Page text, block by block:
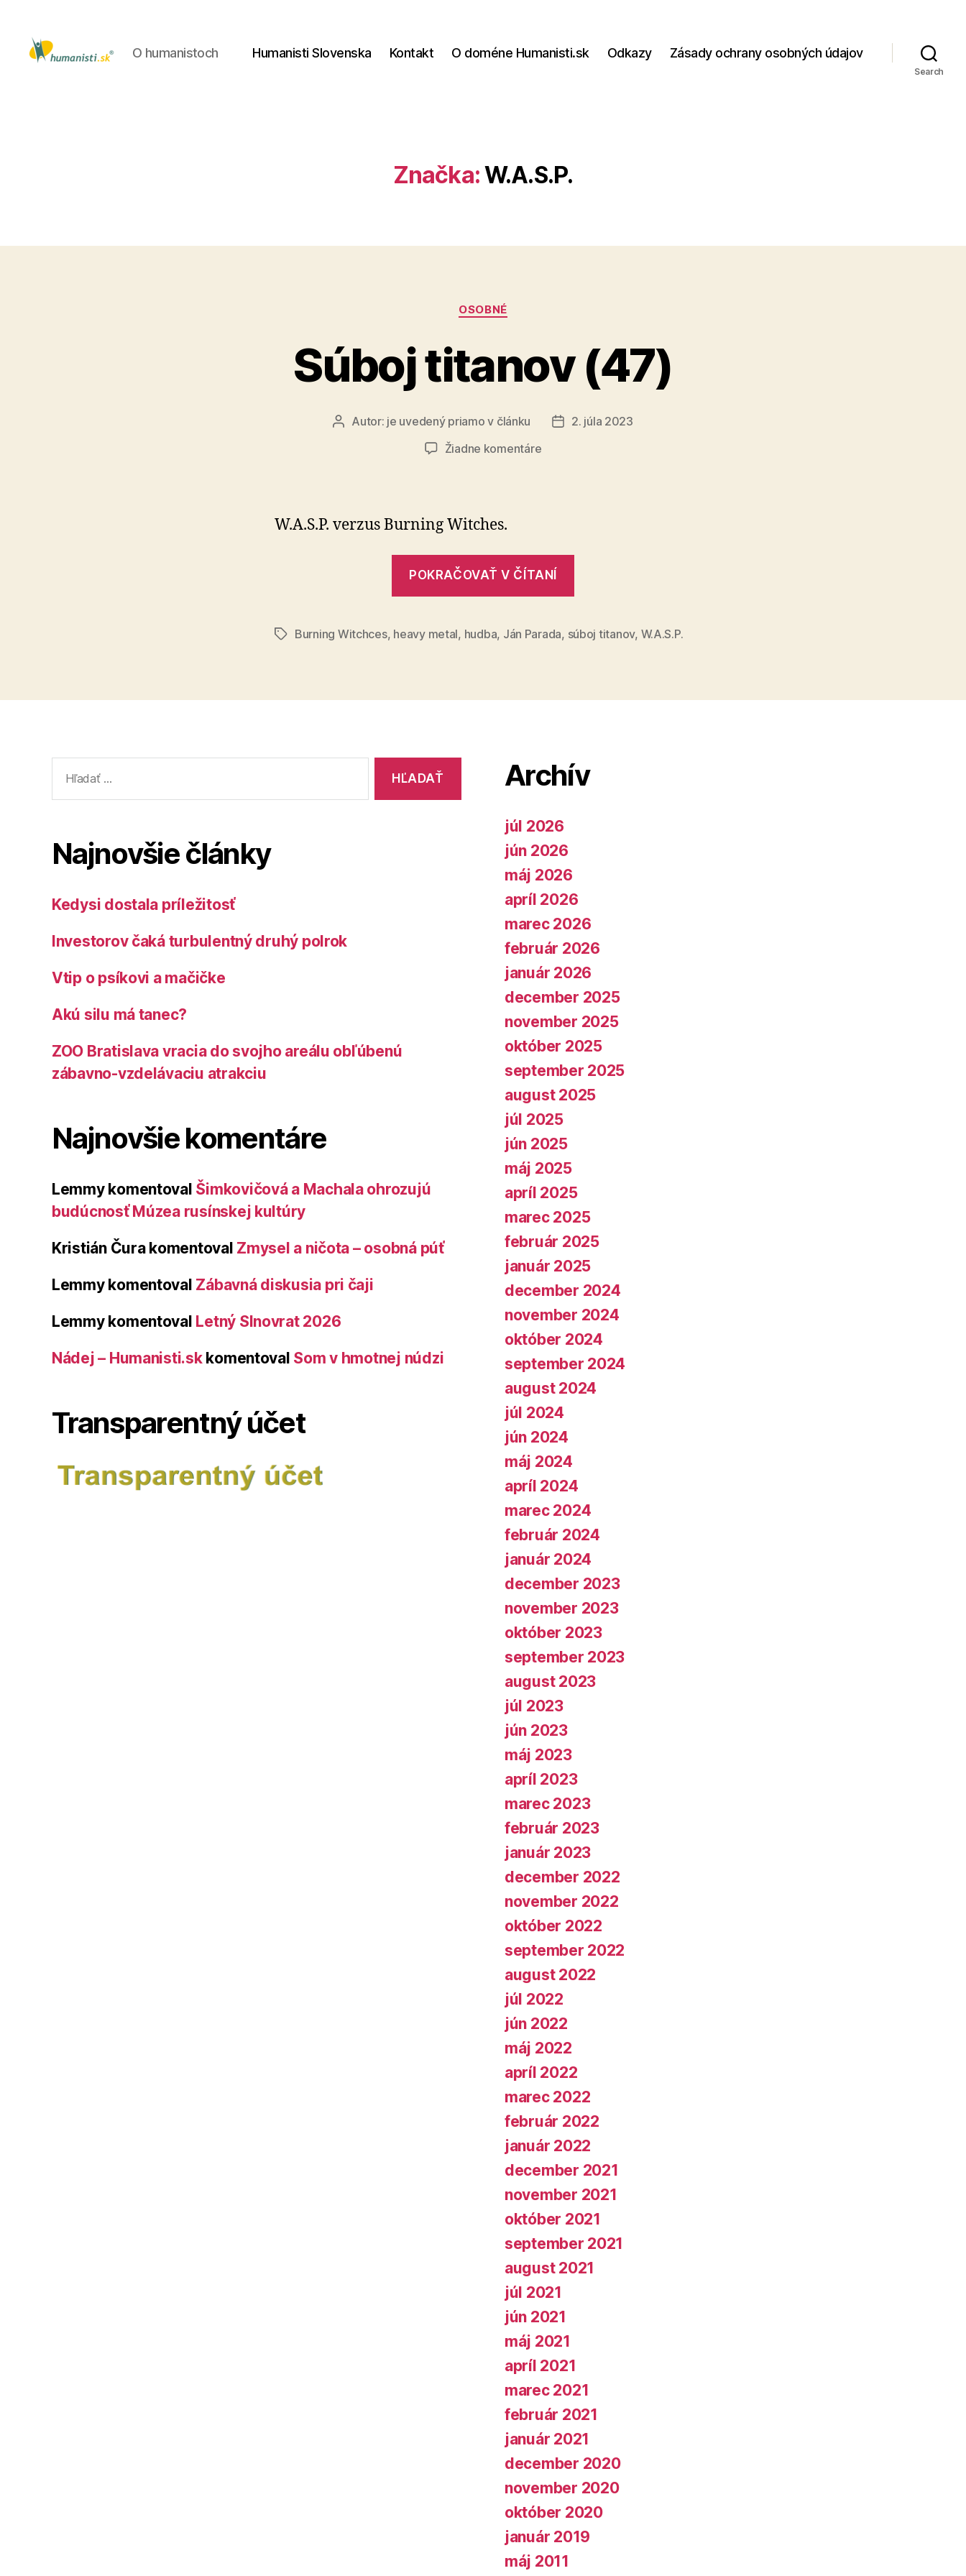
O humanistoch Humanisti Slovenska Kontakt O doméne Humanisti.sk Odkazy Zásady ochrany osobných údajov
Search
Značka:W.A.S.P.
Kategórie
OSOBNÉ
Súboj titanov (47)
AutorAutor: je uvedený priamo v článku
Dátum
2. júla 2023
Žiadne komentárena
W.A.S.P. verzus Burning Witches.
POKRAČOVAŤ V ČÍTANÍ
ZnačkyBurning Witchces, heavy metal, hudba, Ján Parada, súboj titanov, W.A.S.P.
Najnovšie články
Kedysi dostala príležitosť
Investorov čaká turbulentný druhý polrok
Vtip o psíkovi a mačičke
Akú silu má tanec?
ZOO Bratislava vracia do svojho areálu obľúbenú
zábavno-vzdelávaciu atrakciu
Najnovšie komentáre
Lemmykomentoval Šimkovičová a Machala ohrozujú
budúcnosť Múzea rusínskej kultúry
Kristián Čurakomentoval Zmysel a ničota – osobná púť
Lemmykomentoval Zábavná diskusia pri čaji
Lemmykomentoval Letný Slnovrat 2026
Nádej – Humanisti.skkomentoval Som v hmotnej núdzi
Transparentný účet
Archív
júl 2026
jún 2026
máj 2026
apríl 2026
marec 2026
február 2026
január 2026
december 2025
november 2025
október 2025
september 2025
august 2025
júl 2025
jún 2025
máj 2025
apríl 2025
marec 2025
február 2025
január 2025
december 2024
november 2024
október 2024
september 2024
august 2024
júl 2024
jún 2024
máj 2024
apríl 2024
marec 2024
február 2024
január 2024
december 2023
november 2023
október 2023
september 2023
august 2023
júl 2023
jún 2023
máj 2023
apríl 2023
marec 2023
február 2023
január 2023
december 2022
november 2022
október 2022
september 2022
august 2022
júl 2022
jún 2022
máj 2022
apríl 2022
marec 2022
február 2022
január 2022
december 2021
november 2021
október 2021
september 2021
august 2021
júl 2021
jún 2021
máj 2021
apríl 2021
marec 2021
február 2021
január 2021
december 2020
november 2020
október 2020
január 2019
máj 2011